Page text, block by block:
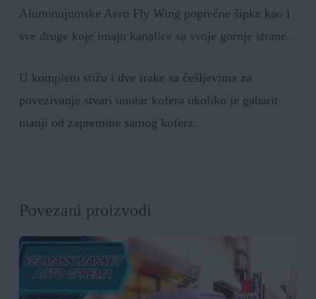
Aluminujumske Aero Fly Wing poprečne šipke kao i
sve druge koje imaju kanalice sa svoje gornje strane.
U kompletu stižu i dve trake sa češljevima za
povezivanje stvari unutar kofera ukoliko je gabarit
manji od zapremine samog kofera.
Povezani proizvodi